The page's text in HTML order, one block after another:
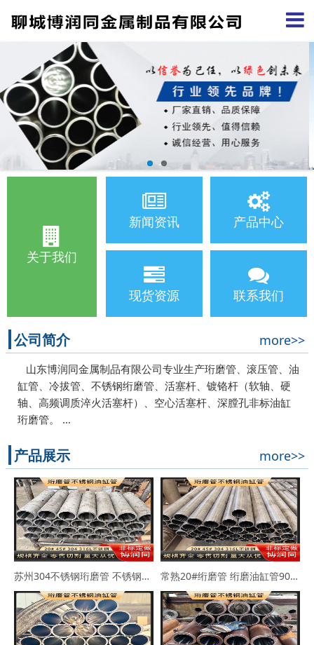
关于我们
新闻资讯 产品中心
现货资源 联系我们
公司简介 more>>
山东博润同金属制品有限公司专业生产珩磨管、滚压管、油
缸管、冷拔管、不锈钢绗磨管、活塞杆、镀铬杆（软轴、硬
轴、高频调质淬火活塞杆）、空心活塞杆、深膛孔非标油缸
珩磨管。 …
产品展示 more>>
苏州304不锈钢珩磨管 不锈钢缸筒90*102 63*73 常熟20#绗磨管 绗磨油缸管90*114 100*110